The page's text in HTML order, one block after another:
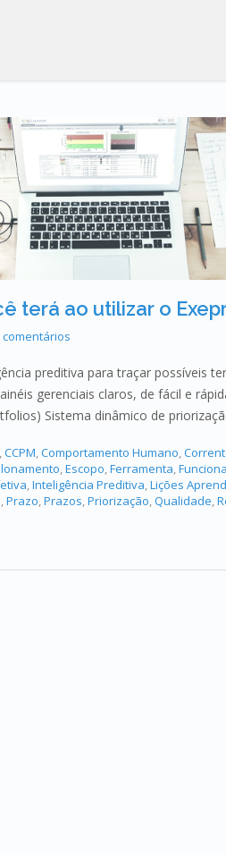
terá ao utilizar o
comentários
preditiva para traçar possíveis
gerenciais claros, de fácil e
Sistema dinâmico de
,CCPM,Comportamento Humano,
,Escopo,Ferramenta,
,Inteligência Preditiva,Lições
,Prazo,Prazos,Priorização,Qualidade,